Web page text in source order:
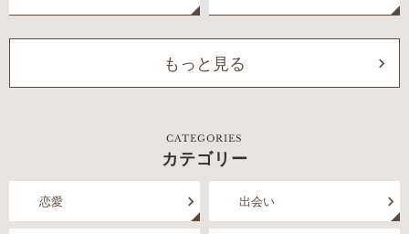
もっと見る
CATEGORIES
カテゴリー
恋愛 出会い